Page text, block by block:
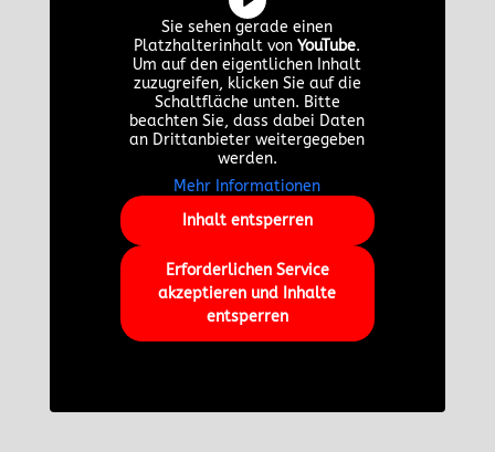
Sie sehen gerade einen
Platzhalterinhalt vonYouTube.
Um auf den eigentlichen Inhalt
zuzugreifen, klicken Sie auf die
Schaltfläche unten. Bitte
beachten Sie, dass dabei Daten
an Drittanbieter weitergegeben
werden.
Mehr Informationen
Inhalt entsperren
Erforderlichen Service
akzeptieren und Inhalte
entsperren